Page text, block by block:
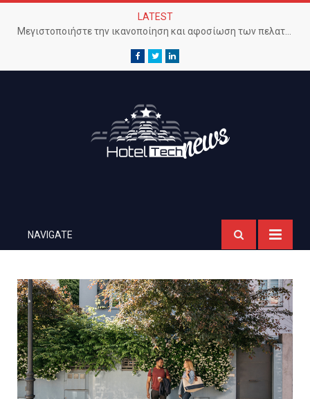
LATEST
Μεγιστοποιήστε την ικανοποίηση και αφοσίωση των πελατών με προηγμένο Wi-Fi δίκτυο
Facebook
TwitterLinkedIn
NAVIGATE